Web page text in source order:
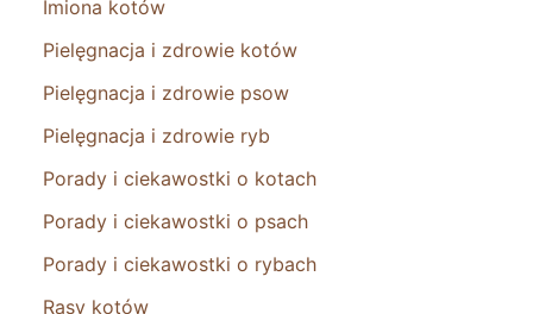
Imiona kotów
Pielęgnacja i zdrowie kotów
Pielęgnacja i zdrowie psow
Pielęgnacja i zdrowie ryb
Porady i ciekawostki o kotach
Porady i ciekawostki o psach
Porady i ciekawostki o rybach
Rasy kotów